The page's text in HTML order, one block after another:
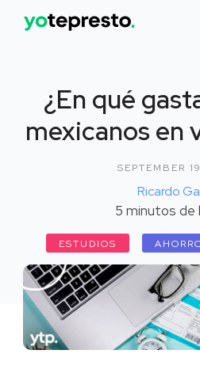
¿En qué
mexicanos en
SEPTEMBER
Ricardo
5 minutos de
ESTUDIOS